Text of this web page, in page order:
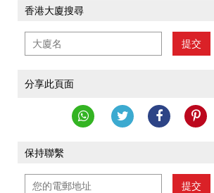
香港大廈搜尋
提交
分享此頁面
保持聯繫
提交